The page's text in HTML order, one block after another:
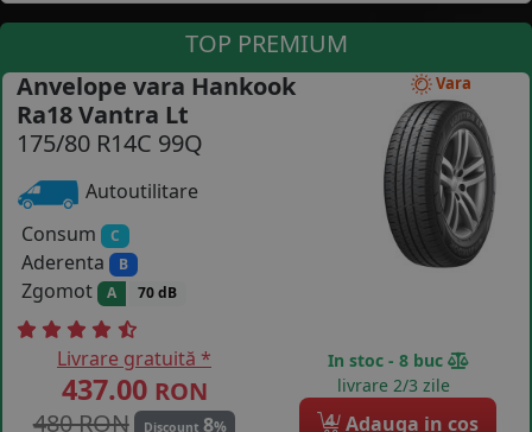
B2B - COLABORARE COMPANII
CONTACT
COS (0 PRODUSE
TOP PREMIUM
Vara
Anvelope vara Hankook
Ra18 Vantra Lt
175/80 R14C 99Q
Autoutilitare
Consum
C
Aderenta B
Zgomot A 70 dB
Livrare gratuită *
437.00 RON
480 RON
Discount 8%
In stoc - 8 buc
livrare 2/3 zile
4 Adauga in cos